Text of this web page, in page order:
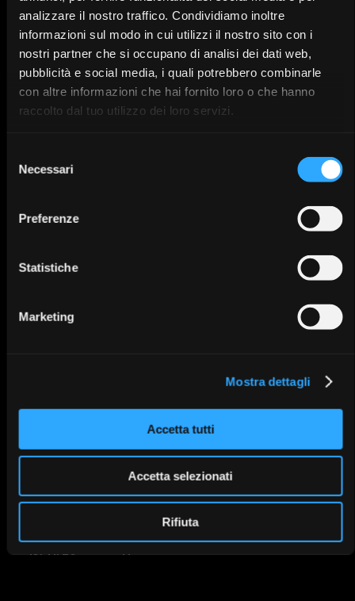
analizzare il nostro traffico. Condividiamo inoltre
informazioni sul modo in cui utilizzi il nostro sito con i
nostri partner che si occupano di analisi dei dati web,
pubblicità e social media, i quali potrebbero combinarle
con altre informazioni che hai fornito loro o che hanno
raccolto dal tuo utilizzo dei loro servizi.
delNecessari
Preferenze
Statistiche
Marketing
Mostra dettagli
Accetta tutti
Accetta selezionati
Rifiuta
La rivoluzione del Prama:
protocolli di team dalla
corona singola al full arch
25/09/2
all’implantologia: tecniche di
Introduzione
all’implantologia: tecniche di
13/11/26 IT
Bologna